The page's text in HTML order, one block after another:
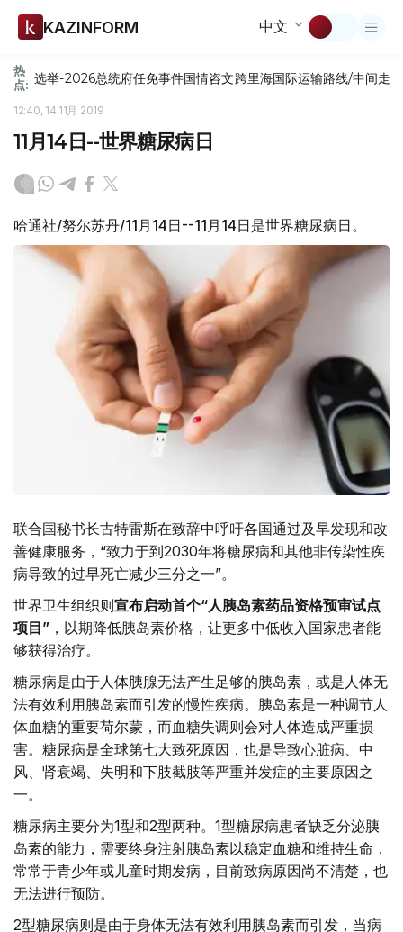
KAZINFORM 中文
热
点: 选举-2026总统府任免事件国情咨文跨里海国际运输路线/中间走廊
12:40, 14 11月 2019
11月14日--世界糖尿病日
哈通社/努尔苏丹/11月14日--11月14日是世界糖尿病日。
联合国秘书长古特雷斯在致辞中呼吁各国通过及早发现和改
善健康服务，“致力于到2030年将糖尿病和其他非传染性疾
病导致的过早死亡减少三分之一”。
世界卫生组织则宣布启动首个“人胰岛素药品资格预审试点
项目” ，以期降低胰岛素价格，让更多中低收入国家患者能
够获得治疗。
糖尿病是由于人体胰腺无法产生足够的胰岛素，或是人体无
法有效利用胰岛素而引发的慢性疾病。胰岛素是一种调节人
体血糖的重要荷尔蒙，而血糖失调则会对人体造成严重损
害。糖尿病是全球第七大致死原因，也是导致心脏病、中
风、肾衰竭、失明和下肢截肢等严重并发症的主要原因之
一。
糖尿病主要分为1型和2型两种。1型糖尿病患者缺乏分泌胰
岛素的能力，需要终身注射胰岛素以稳定血糖和维持生命，
常常于青少年或儿童时期发病，目前致病原因尚不清楚，也
无法进行预防。
2型糖尿病则是由于身体无法有效利用胰岛素而引发，当病